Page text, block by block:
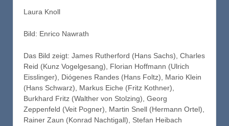
Laura Knoll
Bild: Enrico Nawrath
Das Bild zeigt: James Rutherford (Hans Sachs), Charles
Reid (Kunz Vogelgesang), Florian Hoffmann (Ulrich
Eisslinger), Diógenes Randes (Hans Foltz), Mario Klein
(Hans Schwarz), Markus Eiche (Fritz Kothner),
Burkhard Fritz (Walther von Stolzing), Georg
Zeppenfeld (Veit Pogner), Martin Snell (Hermann Ortel),
Rainer Zaun (Konrad Nachtigall), Stefan Heibach